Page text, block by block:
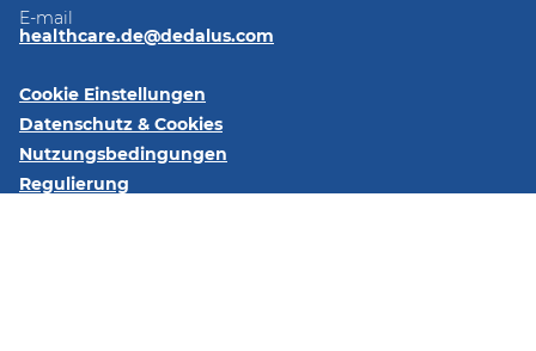
E-mail
healthcare.de@dedalus.com
Cookie Einstellungen
Datenschutz & Cookies
Nutzungsbedingungen
Regulierung